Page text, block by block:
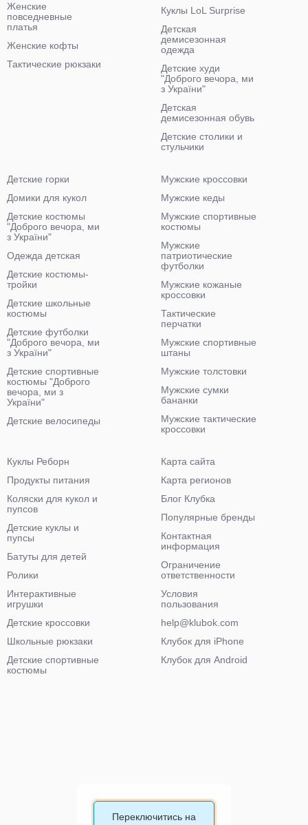
Женские
повседневные
платья
Женские кофты
Тактические рюкзаки
Куклы LoL Surprise
Детская
демисезонная
одежда
Детские худи
"Доброго вечора, ми
з України"
Детская
демисезонная обувь
Детские столики и
стульчики
Детские горки
Домики для кукол
Детские костюмы
"Доброго вечора, ми
з України"
Одежда детская
Детские костюмы-
тройки
Детские школьные
костюмы
Детские футболки
"Доброго вечора, ми
з України"
Детские спортивные
костюмы "Доброго
вечора, ми з
України"
Детские велосипеды
Мужские кроссовки
Мужские кеды
Мужские спортивные
костюмы
Мужские
патриотические
футболки
Мужские кожаные
кроссовки
Тактические
перчатки
Мужские спортивные
штаны
Мужские толстовки
Мужские сумки
бананки
Мужские тактические
кроссовки
Куклы Реборн
Продукты питания
Коляски для кукол и
пупсов
Детские куклы и
пупсы
Батуты для детей
Ролики
Интерактивные
игрушки
Детские кроссовки
Школьные рюкзаки
Детские спортивные
костюмы
Карта сайта
Карта регионов
Блог Клубка
Популярные бренды
Контактная
информация
Ограничение
ответственности
Условия
пользования
help@klubok.com
Клубок для iPhone
Клубок для Android
Переключитись на